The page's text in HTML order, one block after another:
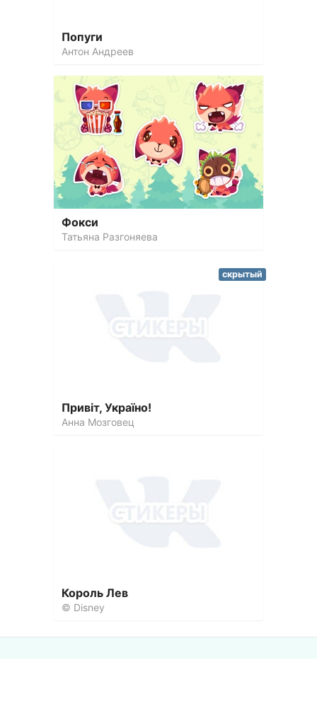
Попуги
Антон Андреев
Фокси
Татьяна Разгоняева
Привіт, Україно!
Анна Мозговец
скрытый
Король Лев
© Disney